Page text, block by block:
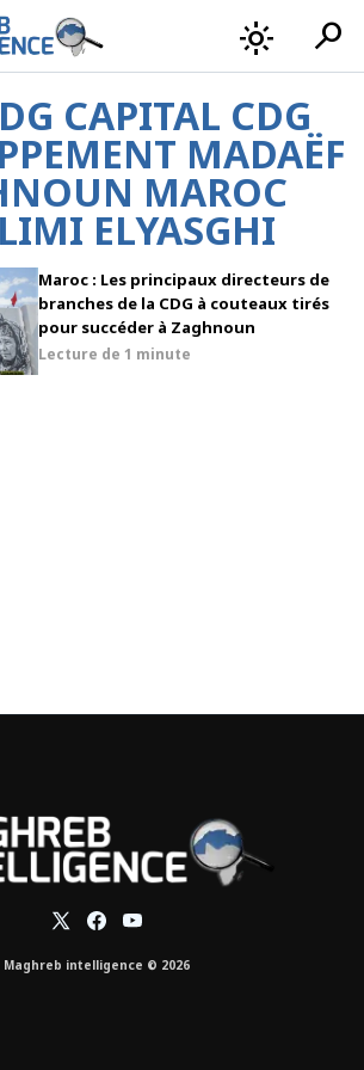
light_mode search
CAPITAL CDG
MADAËF
MAROC
ELYASGHI
Maroc : Les principaux directeurs de
branches de la CDG à couteaux tirés
pour succéder à Zaghnoun
Lecture de 1 minute
Maghreb intelligence © 2026